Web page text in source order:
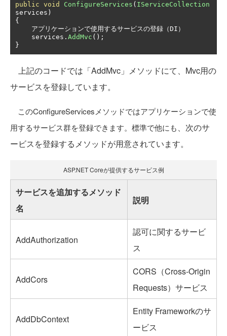
public void ConfigureServices ( IServiceCollection
services )
{
アプリケーションで使用するサービスの登録（DI ）
    services
. AddMvc ();
}
上記のコードでは「AddMvc」メソッドにて、Mvc用の
サービスを登録しています。
このConfigureServicesメソッドではアプリケーションで使
用するサービス群を登録できます。標準で他にも、次のサ
ービスを登録するメソッドが用意されています。
ASP.NET Coreが提供するサービス例
サービスを追加するメソッド
名
説明
AddAuthorization
認可に関するサービ
ス
AddCors
CORS（Cross-Origin
Requests）サービス
AddDbContext
Entity Frameworkのサ
ービス